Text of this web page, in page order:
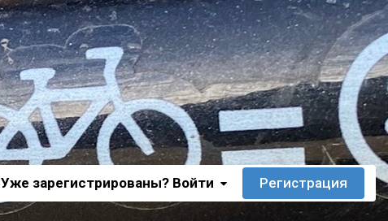
Уже зарегистрированы? Войти Регистрация